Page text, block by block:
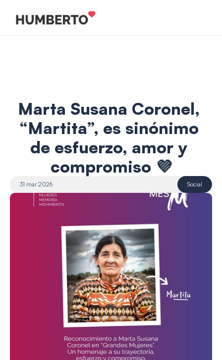
Marta Susana Coronel,
“Martita”, es sinónimo
de esfuerzo, amor y
compromiso 💜
31 mar 2026 Social